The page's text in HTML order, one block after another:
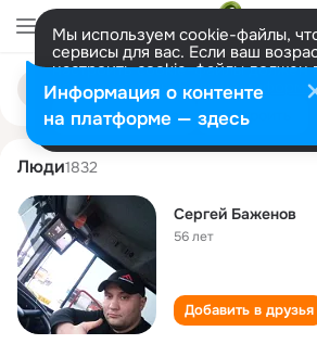
Мы используем cookie-файлы,
сервисы для вас. Если ваш
настроить cookie-файлы должен
представитель. Больше
Разрешить все Настроить
Поиск
людям
sergey bazhenov
Люди1832
Сергей Баженов
56 лет
Добавить в друзья
Информация о контенте
на платформе — здесь